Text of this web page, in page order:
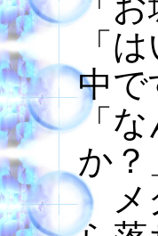
「
中で
「な
か？
メ